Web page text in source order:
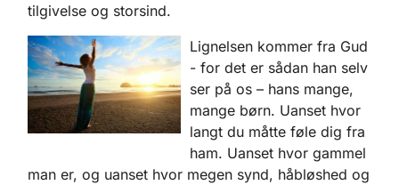
tilgivelse og storsind.
Lignelsen kommer fra Gud
- for det er sådan han selv
ser på os – hans mange,
mange børn. Uanset hvor
langt du måtte føle dig fra
ham. Uanset hvor gammel
man er, og uanset hvor megen synd, håbløshed og